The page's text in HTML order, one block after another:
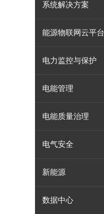
系统解决方案
能源物联网云平台
电力监控与保护
电能管理
电能质量治理
电气安全
新能源
数据中心